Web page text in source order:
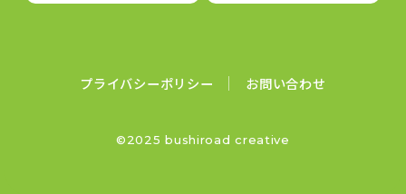
プライバシーポリシー お問い合わせ
©2025 bushiroad creative